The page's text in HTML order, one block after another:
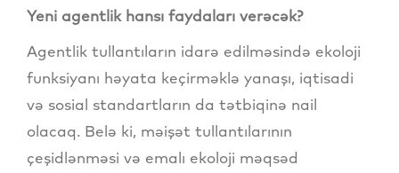
Yeni agentlik hansı faydaları verəcək?
Agentlik tullantıların idarə edilməsində ekoloji
funksiyanı həyata keçirməklə yanaşı, iqtisadi
və sosial standartların da tətbiqinə nail
olacaq. Belə ki, məişət tullantılarının
çeşidlənməsi və emalı ekoloji məqsəd